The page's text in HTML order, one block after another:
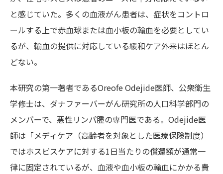
と感じていた。多くの血液がん患者は、症状をコントロ
ールする上で赤血球または血小板の輸血を必要としてい
るが、輸血の提供に対応している緩和ケア外来はほとん
どない。
本研究の第一著者であるOreofe Odejide医師、公衆衛生
学修士は、ダナファーバーがん研究所の人口科学部門の
メンバーで、悪性リンパ腫の専門医である。Odejide医
師は「メディケア（高齢者を対象とした医療保険制度）
ではホスピスケアに対する1日当たりの償還額が通常一
律に固定されているが、血液や血小板の輸血にかかる費